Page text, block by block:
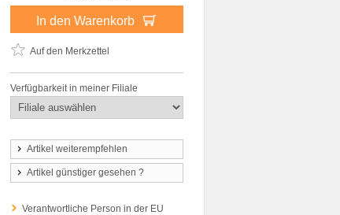
In den Warenkorb
Auf den Merkzettel
Verfügbarkeit in meiner Filiale
Artikel weiterempfehlen
Artikel günstiger gesehen ?
Verantwortliche Person in der EU